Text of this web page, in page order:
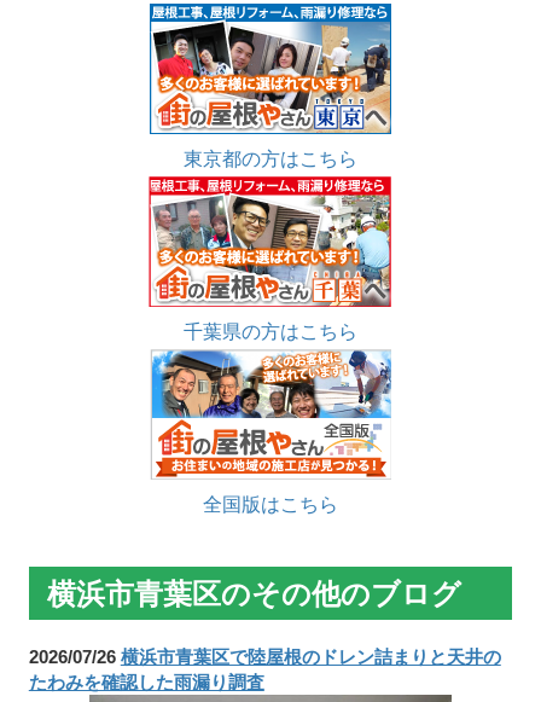
東京都の方はこちら
千葉県の方はこちら
全国版はこちら
横浜市青葉区のその他のブログ
2026/07/26 横浜市青葉区で陸屋根のドレン詰まりと天井の
たわみを確認した雨漏り調査